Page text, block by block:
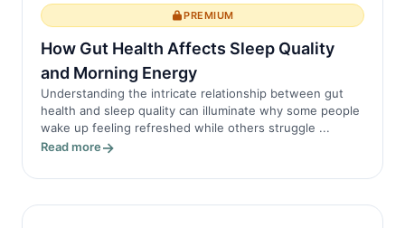
PREMIUM
How Gut Health Affects Sleep Quality
and Morning Energy
Understanding the intricate relationship between gut
health and sleep quality can illuminate why some people
wake up feeling refreshed while others struggle ...
Read more